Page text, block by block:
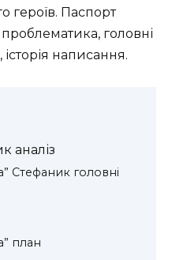
героїв. Паспорт
головні
написання.
аналіз
Стефаник головні
план